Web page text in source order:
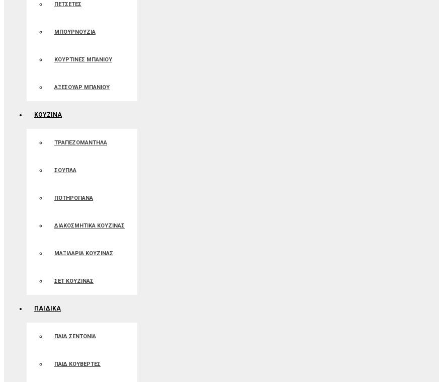
ΠΕΤΣΕΤΕΣ
ΜΠΟΥΡΝΟΥΖΙΑ
ΚΟΥΡΤΙΝΕΣ ΜΠΑΝIOΥ
ΑΞΕΣΟΥΑΡ ΜΠΑΝΙΟΥ
ΚΟΥΖΙΝΑ
ΤΡΑΠΕΖΟΜΑΝΤΗΛΑ
ΣΟΥΠΛΑ
ΠΟΤΗΡΟΠΑΝΑ
ΔΙΑΚΟΣΜΗΤΙΚΑ ΚΟΥΖΙΝΑΣ
ΜΑΞΙΛΑΡΙΑ ΚΟΥΖΙΝΑΣ
ΣΕΤ ΚΟΥΖΙΝΑΣ
ΠΑΙΔΙΚΑ
ΠΑΙΔ ΣΕΝΤΟΝΙΑ
ΠΑΙΔ ΚΟΥΒΕΡΤΕΣ